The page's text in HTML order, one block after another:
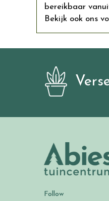
bereikbaar
Bekijk ook ons
Follow